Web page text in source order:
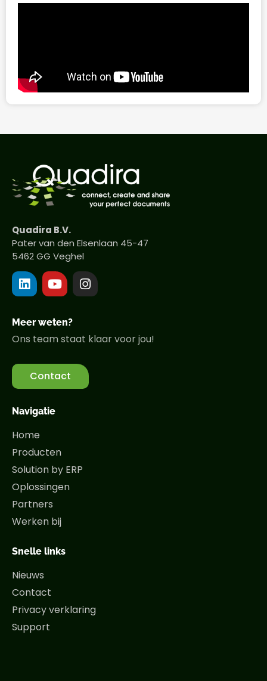
Quadira B.V.
Pater van den Elsenlaan 45-47
5462 GG Veghel
Meer weten?
Ons team staat klaar voor jou!
Contact
Navigatie
Home
Producten
Solution by ERP
Oplossingen
Partners
Werken bij
Snelle links
Nieuws
Contact
Privacy verklaring
Support